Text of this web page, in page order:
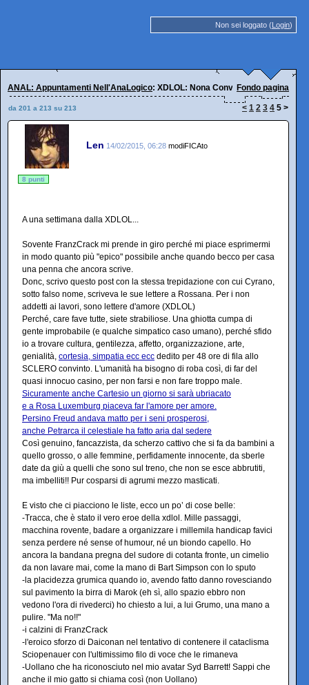
Non sei loggato (Login)
ANAL: Appuntamenti Nell'AnaLogico: XDLOL: Nona Convenscion, 7
Fondo pagina
da 201 a 213 su 213 < 1 2 3 4 5 >
Len 14/02/2015, 06:28 modiFICAto
8 punti
A una settimana dalla XDLOL...
Sovente FranzCrack mi prende in giro perché mi piace esprimermi
in modo quanto più "epico" possibile anche quando becco per casa
una penna che ancora scrive.
Donc, scrivo questo post con la stessa trepidazione con cui Cyrano,
sotto falso nome, scriveva le sue lettere a Rossana. Per i non
addetti ai lavori, sono lettere d'amore (XDLOL)
Perché, care fave tutte, siete strabiliose. Una ghiotta cumpa di
gente improbabile (e qualche simpatico caso umano), perché sfido
io a trovare cultura, gentilezza, affetto, organizzazione, arte,
genialità, cortesia, simpatia ecc ecc dedito per 48 ore di fila allo
SCLERO convinto. L'umanità ha bisogno di roba così, di far del
quasi innocuo casino, per non farsi e non fare troppo male.
Sicuramente anche Cartesio un giorno si sarà ubriacato
e a Rosa Luxemburg piaceva far l'amore per amore.
Persino Freud andava matto per i seni prosperosi,
anche Petrarca il celestiale ha fatto aria dal sedere
Così genuino, fancazzista, da scherzo cattivo che si fa da bambini a
quello grosso, o alle femmine, perfidamente innocente, da sberle
date da giù a quelli che sono sul treno, che non se esce abbrutiti,
ma imbelliti!! Pur cosparsi di agrumi mezzo masticati.
E visto che ci piacciono le liste, ecco un po’ di cose belle:
-Tracca, che è stato il vero eroe della xdlol. Mille passaggi,
macchina rovente, badare a organizzare i millemila handicap favici
senza perdere né sense of humour, né un biondo capello. Ho
ancora la bandana pregna del sudore di cotanta fronte, un cimelio
da non lavare mai, come la mano di Bart Simpson con lo sputo
-la placidezza grumica quando io, avendo fatto danno rovesciando
sul pavimento la birra di Marok (eh sì, allo spazio ebbro non
vedono l'ora di rivederci) ho chiesto a lui, a lui Grumo, una mano a
pulire. "Ma no!!"
-i calzini di FranzCrack
-l'eroico sforzo di Daiconan nel tentativo di contenere il cataclisma
Sciopenauer con l'ultimissimo filo di voce che le rimaneva
-Uollano che ha riconosciuto nel mio avatar Syd Barrett! Sappi che
anche il mio gatto si chiama così (non Uollano)